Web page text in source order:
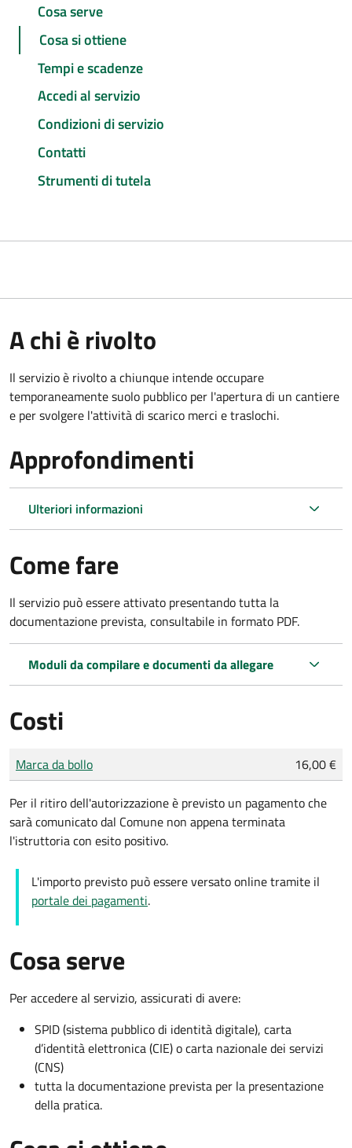
Cosa serve
Cosa si ottiene
Tempi e scadenze
Accedi al servizio
Condizioni di servizio
Contatti
Strumenti di tutela
A chi è rivolto
Il servizio è rivolto a chiunque intende occupare
temporaneamente suolo pubblico per l'apertura di un cantiere
e per svolgere l'attività di scarico merci e traslochi.
Approfondimenti
Ulteriori informazioni
Come fare
Il servizio può essere attivato presentando tutta la
documentazione prevista, consultabile in formato PDF.
Moduli da compilare e documenti da allegare
Costi
Tipo di pagamento
Importo
Marca da bollo 16,00 €
Per il ritiro dell'autorizzazione è previsto un pagamento che
sarà comunicato dal Comune non appena terminata
l'istruttoria con esito positivo.
L'importo previsto può essere versato online tramite il
portale dei pagamenti.
Cosa serve
Per accedere al servizio, assicurati di avere:
SPID (sistema pubblico di identità digitale), carta
d’identità elettronica (CIE) o carta nazionale dei servizi
(CNS)
tutta la documentazione prevista per la presentazione
della pratica.